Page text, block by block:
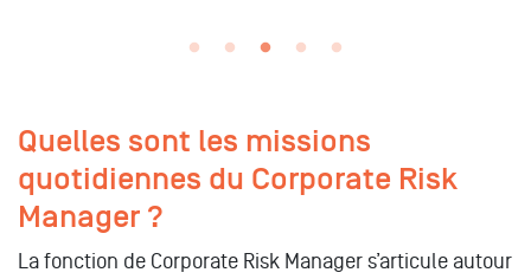
Quelles sont les missions
quotidiennes du Corporate Risk
Manager ?
La fonction de Corporate Risk Manager s’articule autour